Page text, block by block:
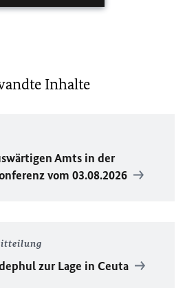
Inhalte
Amts in der
vom 03.08.2026
zur Lage in Ceuta